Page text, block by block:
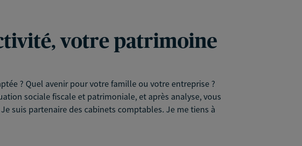
votre patrimoine
? Quel avenir pour votre famille ou votre entreprise ?
sociale fiscale et patrimoniale, et après analyse, vous
suis partenaire des cabinets comptables. Je me tiens à